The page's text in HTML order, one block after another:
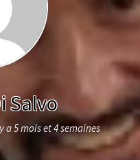
Salvo
a 5 mois et 4 semaines